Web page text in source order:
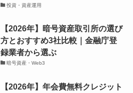
投資・資産運用
【2026年】暗号資産取引所の選び
方とおすすめ3社比較｜金融庁登
録業者から選ぶ
暗号資産・Web3
【2026年】年会費無料クレジット